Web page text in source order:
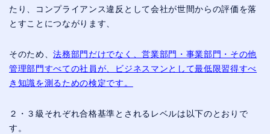
たり、コンプライアンス違反として会社が世間からの評価を落
とすことにつながります、
そのため、法務部門だけでなく、営業部門・事業部門・その他
管理部門すべての社員が、ビジネスマンとして最低限習得すべ
き知識を測るための検定です。
２・３級それぞれ合格基準とされるレベルは以下のとおりで
す。